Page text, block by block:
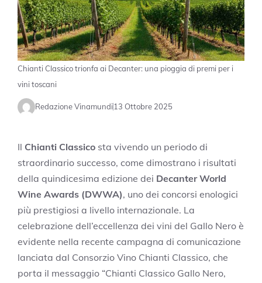
Chianti Classico trionfa ai Decanter: una pioggia di premi per i
vini toscani
Redazione Vinamundi13 Ottobre 2025
Il Chianti Classico sta vivendo un periodo di
straordinario successo, come dimostrano i risultati
della quindicesima edizione dei Decanter World
Wine Awards (DWWA), uno dei concorsi enologici
più prestigiosi a livello internazionale. La
celebrazione dell’eccellenza dei vini del Gallo Nero è
evidente nella recente campagna di comunicazione
lanciata dal Consorzio Vino Chianti Classico, che
porta il messaggio “Chianti Classico Gallo Nero,